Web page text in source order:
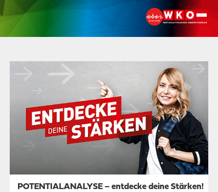
POTENTIALANALYSE – entdecke deine Stärken!